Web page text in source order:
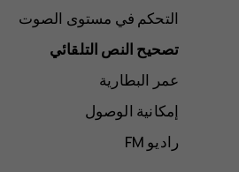
التحكم في مستوى الصوت
تصحيح النص التلقائي
عمر البطارية
إمكانية الوصول
راديو FM